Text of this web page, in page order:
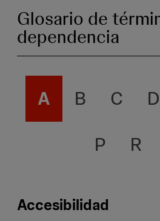
Glosario de
dependencia
A B C D
P
R
Accesibilidad